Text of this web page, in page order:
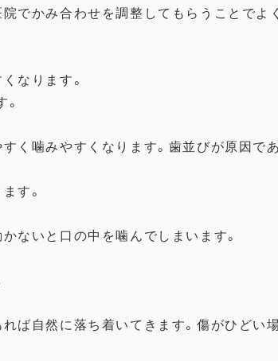
院でかみ合わせを調整してもらうことでよ
なります。
く噛みやすくなります。 歯並びが原因で
す。
ないと口の中を噛んでしまいます。
ば自然に落ち 着いてきます。傷がひどい